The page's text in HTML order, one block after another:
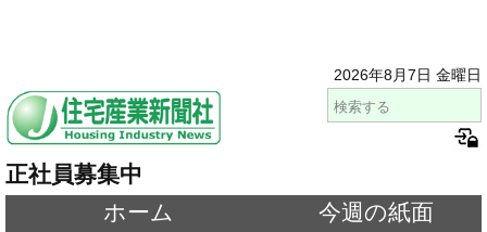
2026年8月7日 金曜日
正社員募集中
ホーム
今週の紙面